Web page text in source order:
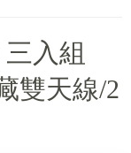
入組
雙天線/2